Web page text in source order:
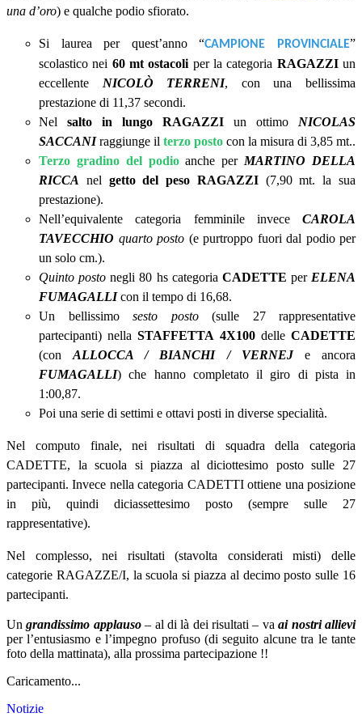
una d’oro) e qualche podio sfiorato.
Si laurea per quest’anno “CAMPIONE PROVINCIALE”
scolastico nei 60 mt ostacoli per la categoria RAGAZZIun
eccellente NICOLÒ TERRENI, con una bellissima
prestazione di 11,37 secondi.
Nel salto in lungo RAGAZZI un ottimo NICOLAS
SACCANIraggiunge il terzo posto con la misura di 3,85 mt..
Terzo gradino del podioanche per MARTINO DELLA
RICCA
nel getto del peso RAGAZZI (7,90 mt. la sua
prestazione).
Nell’equivalente categoria femminile invece CAROLA
TAVECCHIO quarto posto (e purtroppo fuori dal podio per
un solo cm.).
Quinto posto negli 80 hs categoria CADETTE per ELENA
FUMAGALLIcon il tempo di 16,68.
Un bellissimo sesto posto(sulle 27 rappresentative
partecipanti) nellaSTAFFETTA 4X100delleCADETTE
(conALLOCCA / BIANCHI / VERNEJe ancora
FUMAGALLI) che hanno completato il giro di pista in
1:00,87.
Poi una serie di settimi e ottavi posti in diverse specialità.
Nel computo finale, nei risultati di squadra della categoria
CADETTE, la scuola si piazza al diciottesimo posto sulle 27
partecipanti. Invece nella categoria CADETTI ottiene una posizione
in più, quindi diciassettesimo posto (sempre sulle 27
rappresentative).
Nel complesso, nei risultati (stavolta considerati misti) delle
categorie RAGAZZE/I, la scuola si piazza al decimo posto sulle 16
partecipanti.
Ungrandissimo applauso– al di là dei risultati – vaai nostri allievi
per l’entusiasmo e l’impegno profuso (di seguito alcune tra le tante
foto della mattinata), alla prossima partecipazione !!
Caricamento...
Notizie